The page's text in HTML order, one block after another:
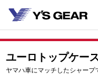
ユーロトップケー
ヤマハ車にマッチしたシャープ